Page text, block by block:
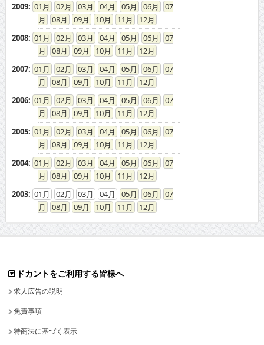
2009: 01 02 03 04 05 06
07
08
09 10 11
12
2008: 01 02 03 04 05 06
07
08
09 10 11
12
2007: 01 02 03 04 05 06
07
08
09 10 11
12
2006: 01 02 03 04 05 06
07
08
09 10 11
12
2005: 01 02 03 04 05 06
07
08
09 10 11
12
2004: 01 02 03 04 05 06
07
08
09 10 11
12
2003: 01 02 03 04 05 06
07
08
09 10 11 12
ドカントをご利用する皆様へ
求人広告の説明
免責事項
特商法に基づく表示